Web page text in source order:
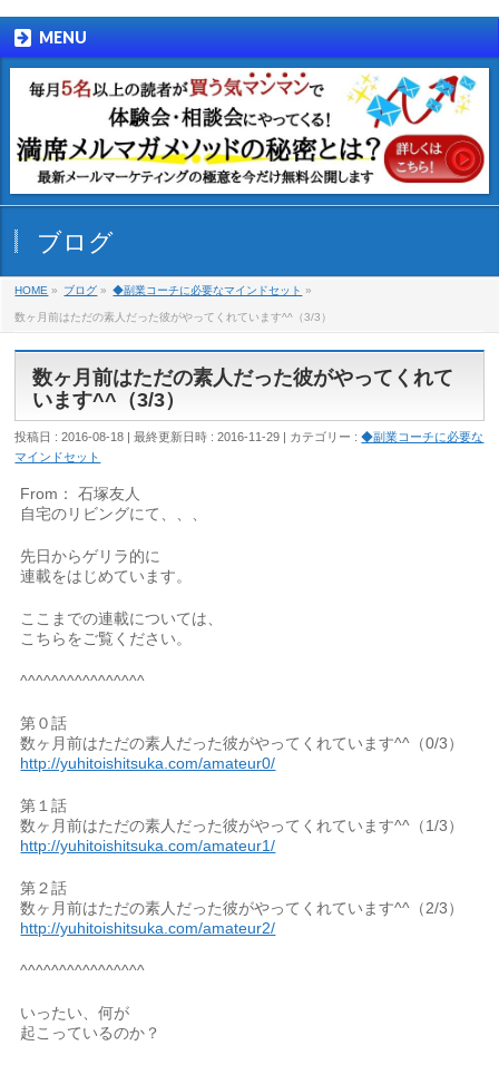
MENU
ブログ
HOME » ブログ » ◆副業コーチに必要なマインドセット »
数ヶ月前はただの素人だった彼がやってくれています^^（3/3）
数ヶ月前はただの素人だった彼がやってくれて
います^^（3/3）
投稿日 : 2016-08-18 最終更新日時 : 2016-11-29 カテゴリー :◆副業コーチに必要な
マインドセット
From： 石塚友人
自宅のリビングにて、、、
先日からゲリラ的に
連載をはじめています。
ここまでの連載については、
こちらをご覧ください。
^^^^^^^^^^^^^^^^
第０話
数ヶ月前はただの素人だった彼がやってくれています^^（0/3）
http://yuhitoishitsuka.com/amateur0/
第１話
数ヶ月前はただの素人だった彼がやってくれています^^（1/3）
http://yuhitoishitsuka.com/amateur1/
第２話
数ヶ月前はただの素人だった彼がやってくれています^^（2/3）
http://yuhitoishitsuka.com/amateur2/
^^^^^^^^^^^^^^^^
いったい、何が
起こっているのか？